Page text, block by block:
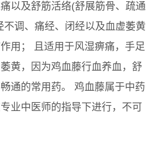
以及舒筋活络(舒展筋骨、疏通
调、痛经、闭经以及血虚萎黄
用； 且适用于风湿痹痛，手足
黄，因为鸡血藤行血养血，舒
通的常用药。 鸡血藤属于中药
业中医师的指导下进行，不可